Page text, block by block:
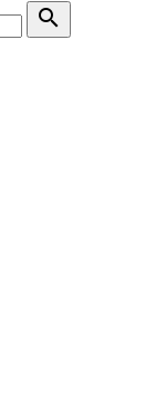
search